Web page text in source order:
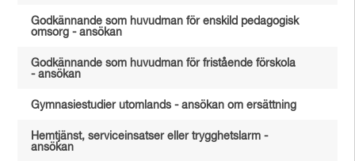
Godkännande som huvudman för enskild pedagogisk
omsorg - ansökan
Godkännande som huvudman för fristående förskola
- ansökan
Gymnasiestudier utomlands - ansökan om ersättning
Hemtjänst, serviceinsatser eller trygghetslarm -
ansökan